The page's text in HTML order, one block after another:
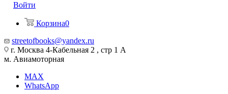
Войти
Корзина0
streetofbooks@yandex.ru
г. Москва 4-Кабельная 2 , стр 1 А
м. Авиамоторная
MAX
WhatsApp